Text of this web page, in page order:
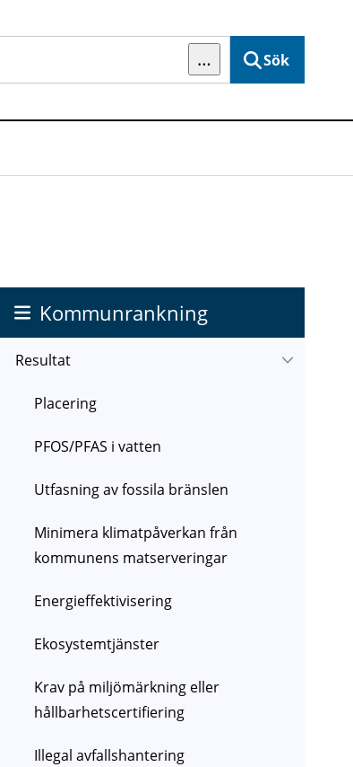
… Sök
Kommunrankning
Resultat
Placering
PFOS/PFAS i vatten
Utfasning av fossila bränslen
Minimera klimatpåverkan från
kommunens matserveringar
Energieffektivisering
Ekosystemtjänster
Krav på miljömärkning eller
hållbarhetscertifiering
Illegal avfallshantering